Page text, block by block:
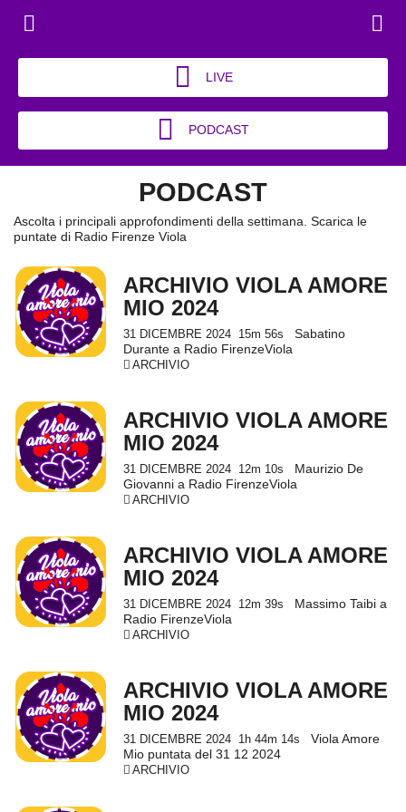
LIVE
PODCAST
PODCAST
Ascolta i principali approfondimenti della settimana. Scarica le
puntate di Radio Firenze Viola
ARCHIVIO VIOLA AMORE
MIO 2024
31 DICEMBRE 2024 15m 56s
Sabatino
Durante a Radio FirenzeViola
ARCHIVIO
ARCHIVIO VIOLA AMORE
MIO 2024
31 DICEMBRE 2024 12m 10s
Maurizio De
Giovanni a Radio FirenzeViola
ARCHIVIO
ARCHIVIO VIOLA AMORE
MIO 2024
31 DICEMBRE 2024 12m 39s
Massimo Taibi a
Radio FirenzeViola
ARCHIVIO
ARCHIVIO VIOLA AMORE
MIO 2024
31 DICEMBRE 2024 1h 44m 14s
Viola Amore
Mio puntata del 31 12 2024
ARCHIVIO